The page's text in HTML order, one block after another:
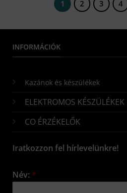
1 2 3 4
INFORMÁCIÓK
Kazánok és készülékek
ELEKTROMOS KÉSZÜLÉKEK
CO ÉRZÉKELŐK
Iratkozzon fel hírlevelünkre!
Név: *